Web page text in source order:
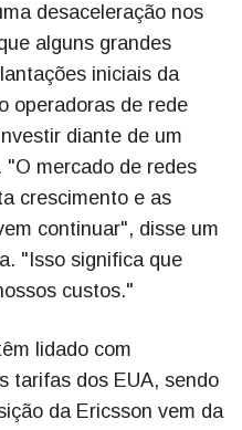
desaceleração nos
alguns grandes
iniciais da
operadoras de rede
diante de um
"O mercado de redes
crescimento e as
continuar", disse um
"Isso significa que
custos."
lidado com
tarifas dos EUA, sendo
da Ericsson vem da